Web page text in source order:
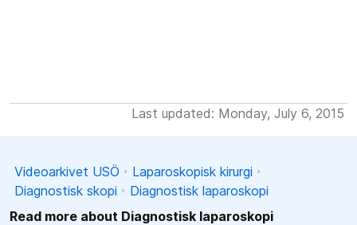
Last updated: Monday, July 6, 2015
Videoarkivet USÖ
Laparoskopisk kirurgi
Diagnostisk skopi
Diagnostisk laparoskopi
Read more about Diagnostisk laparoskopi